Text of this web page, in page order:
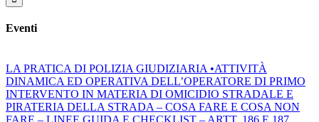
Eventi
LA PRATICA DI POLIZIA GIUDIZIARIA •ATTIVITÀ
DINAMICA ED OPERATIVA DELL’OPERATORE DI PRIMO
INTERVENTO IN MATERIA DI OMICIDIO STRADALE E
PIRATERIA DELLA STRADA – COSA FARE E COSA NON
FARE – LINEE GUIDA E CHECKLIST – ARTT. 186 E 187